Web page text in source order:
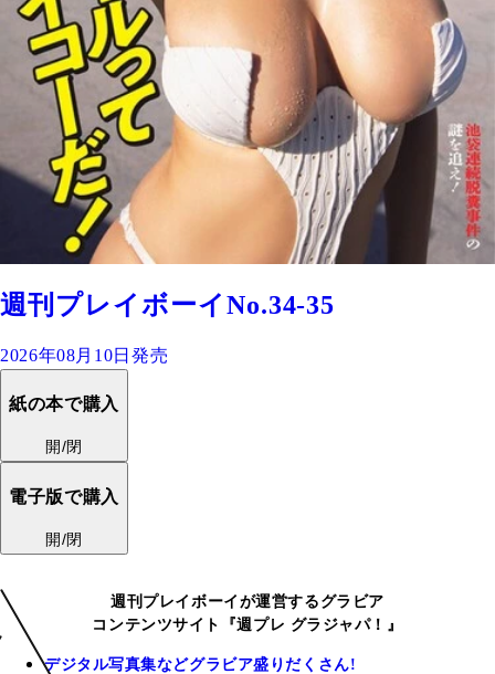
週刊プレイボーイNo.34-35
2026年08月10日発売
紙の本で購入
開/閉
電子版で購入
開/閉
週刊プレイボーイが運営するグラビア
コンテンツサイト『週プレ グラジャパ！』
デジタル写真集などグラビア盛りだくさん!